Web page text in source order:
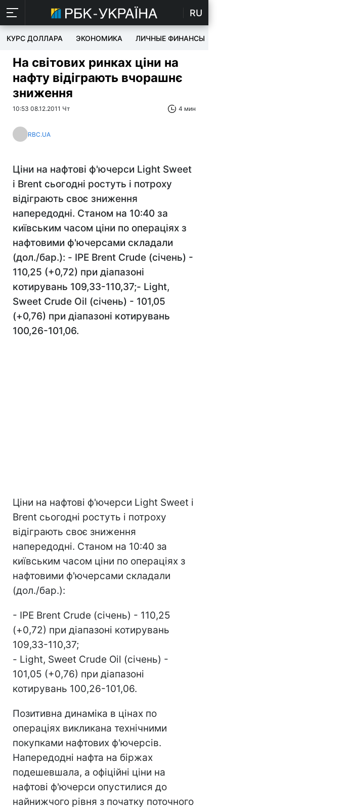
RU
КУРС ДОЛЛАРА ЭКОНОМИКА ЛИЧНЫЕ ФИНАНСЫ
На світових ринках ціни на
нафту відіграють вчорашнє
зниження
10:53 08.12.2011 Чт 4 мин
RBC.UA
Ціни на нафтові ф'ючерси Light Sweet
і Brent сьогодні ростуть і потроху
відіграють своє зниження
напередодні. Станом на 10:40 за
київським часом ціни по операціях з
нафтовими ф'ючерсами складали
(дол./бар.): - IPE Brent Crude (січень) -
110,25 (+0,72) при діапазоні
котирувань 109,33-110,37;- Light,
Sweet Crude Oil (січень) - 101,05
(+0,76) при діапазоні котирувань
100,26-101,06.
Ціни на нафтові ф'ючерси Light Sweet і
Brent сьогодні ростуть і потроху
відіграють своє зниження
напередодні. Станом на 10:40 за
київським часом ціни по операціях з
нафтовими ф'ючерсами складали
(дол./бар.):
- IPE Brent Crude (січень) - 110,25
(+0,72) при діапазоні котирувань
109,33-110,37;
- Light, Sweet Crude Oil (січень) -
101,05 (+0,76) при діапазоні
котирувань 100,26-101,06.
Позитивна динаміка в цінах по
операціях викликана технічними
покупками нафтових ф'ючерсів.
Напередодні нафта на біржах
подешевшала, а офіційні ціни на
нафтові ф'ючерси опустилися до
найнижчого рівня з початку поточного